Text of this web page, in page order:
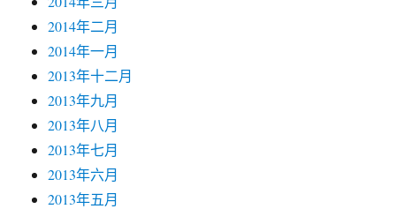
2014年二月
2014年一月
2013年十二月
2013年九月
2013年八月
2013年七月
2013年六月
2013年五月